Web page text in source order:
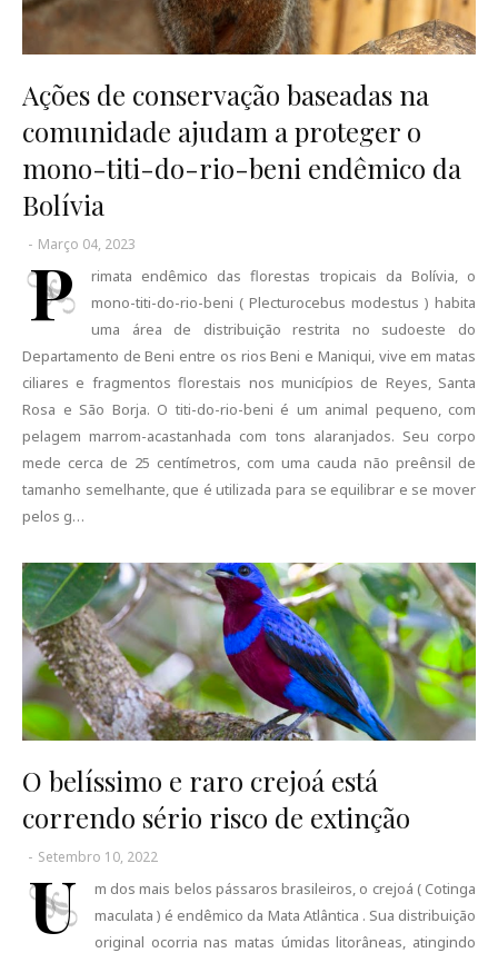
Ações de conservação baseadas na
comunidade ajudam a proteger o
mono-titi-do-rio-beni endêmico da
Bolívia
- Março 04, 2023
P
rimata endêmico das florestas tropicais da Bolívia, o
mono-titi-do-rio-beni ( Plecturocebus modestus ) habita
uma área de distribuição restrita no sudoeste do
Departamento de Beni entre os rios Beni e Maniqui, vive em matas
ciliares e fragmentos florestais nos municípios de Reyes, Santa
Rosa e São Borja. O titi-do-rio-beni é um animal pequeno, com
pelagem marrom-acastanhada com tons alaranjados. Seu corpo
mede cerca de 25 centímetros, com uma cauda não preênsil de
tamanho semelhante, que é utilizada para se equilibrar e se mover
pelos g…
O belíssimo e raro crejoá está
correndo sério risco de extinção
- Setembro 10, 2022
U
m dos mais belos pássaros brasileiros, o crejoá ( Cotinga
maculata ) é endêmico da Mata Atlântica . Sua distribuição
original ocorria nas matas úmidas litorâneas, atingindo